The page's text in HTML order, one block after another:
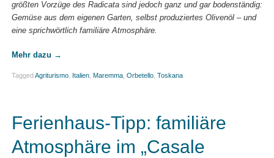
größten Vorzüge des Radicata sind jedoch ganz und gar bodenständig:
Gemüse aus dem eigenen Garten, selbst produziertes Olivenöl – und
eine sprichwörtlich familiäre Atmosphäre.
Mehr dazu →
TaggedAgriturismo, Italien, Maremma, Orbetello, Toskana
Ferienhaus-Tipp: familiäre
Atmosphäre im „Casale